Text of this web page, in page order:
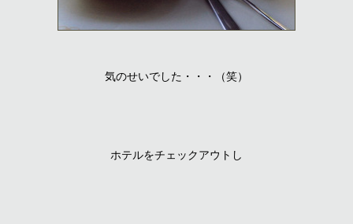
気のせいでした・・・（笑）
ホテルをチェックアウトし